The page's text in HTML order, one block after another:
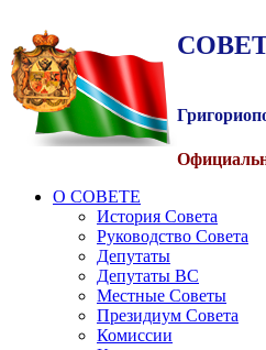
О СОВЕТЕ
История Совета
Руководство Совета
Депутаты
Депутаты ВС
Местные Советы
Президиум Совета
Комиссии